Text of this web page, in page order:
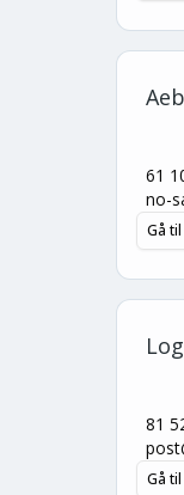
61
no-
Gå
81
Gå